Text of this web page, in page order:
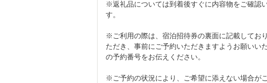
※返礼品については到着後すぐに内容物をご確認
す。
※ご利用の際は、宿泊招待券の裏面に記載してお
ただき、事前にご予約いただきますようお願いい
の予約番号をお伝えください。
※ご予約の状況により、ご希望に添えない場合がご